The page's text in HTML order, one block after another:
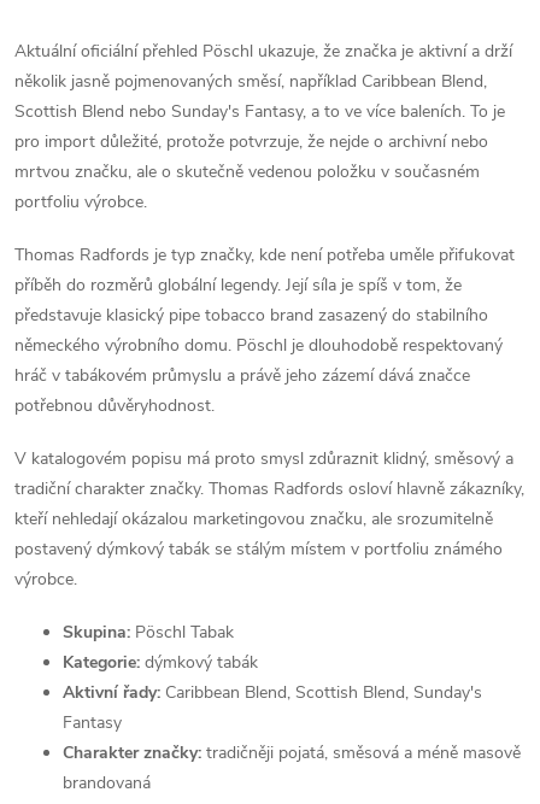
Aktuální oficiální přehled Pöschl ukazuje, že značka je aktivní a drží
několik jasně pojmenovaných směsí, například Caribbean Blend,
Scottish Blend nebo Sunday's Fantasy, a to ve více baleních. To je
pro import důležité, protože potvrzuje, že nejde o archivní nebo
mrtvou značku, ale o skutečně vedenou položku v současném
portfoliu výrobce.
Thomas Radfords je typ značky, kde není potřeba uměle přifukovat
příběh do rozměrů globální legendy. Její síla je spíš v tom, že
představuje klasický pipe tobacco brand zasazený do stabilního
německého výrobního domu. Pöschl je dlouhodobě respektovaný
hráč v tabákovém průmyslu a právě jeho zázemí dává značce
potřebnou důvěryhodnost.
V katalogovém popisu má proto smysl zdůraznit klidný, směsový a
tradiční charakter značky. Thomas Radfords osloví hlavně zákazníky,
kteří nehledají okázalou marketingovou značku, ale srozumitelně
postavený dýmkový tabák se stálým místem v portfoliu známého
výrobce.
Skupina: Pöschl Tabak
Kategorie: dýmkový tabák
Aktivní řady: Caribbean Blend, Scottish Blend, Sunday's
Fantasy
Charakter značky: tradičněji pojatá, směsová a méně masově
brandovaná